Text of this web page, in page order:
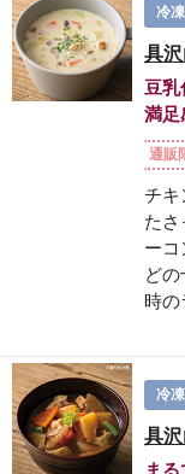
冷
具
豆
満足
通販
チキ
た
ーコ
ど
時の
冷
具